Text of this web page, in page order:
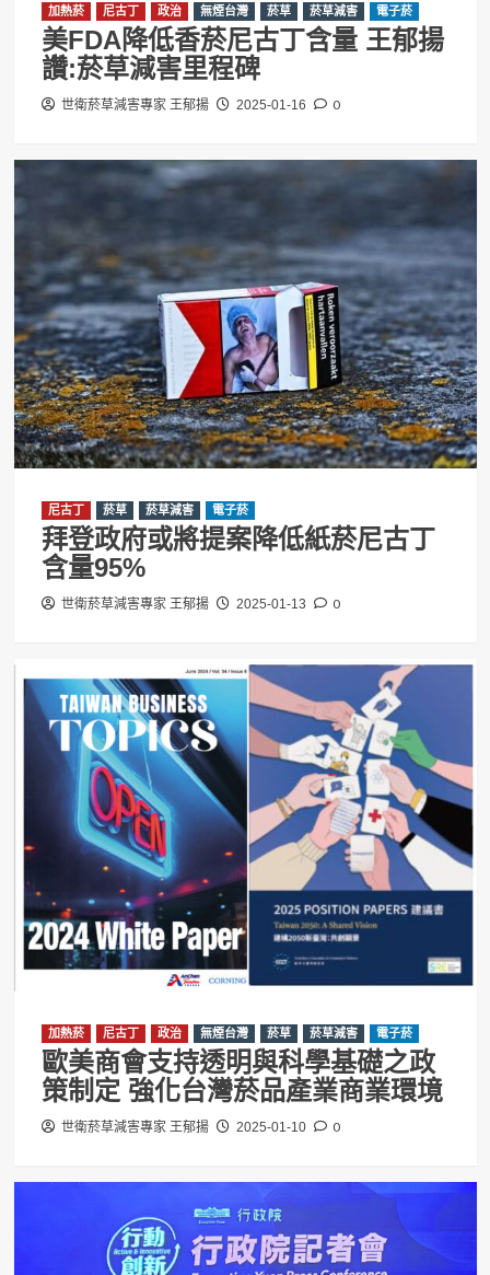
加熱菸 尼古丁 政治 無煙台灣 菸草 菸草減害 電子菸
美FDA降低香菸尼古丁含量 王郁揚
讚:菸草減害里程碑
世衛菸草減害專家 王郁揚 2025-01-16 0
尼古丁 菸草 菸草減害 電子菸
拜登政府或將提案降低紙菸尼古丁
含量95%
世衛菸草減害專家 王郁揚 2025-01-13 0
加熱菸 尼古丁 政治 無煙台灣 菸草 菸草減害 電子菸
歐美商會支持透明與科學基礎之政
策制定 強化台灣菸品產業商業環境
世衛菸草減害專家 王郁揚 2025-01-10 0